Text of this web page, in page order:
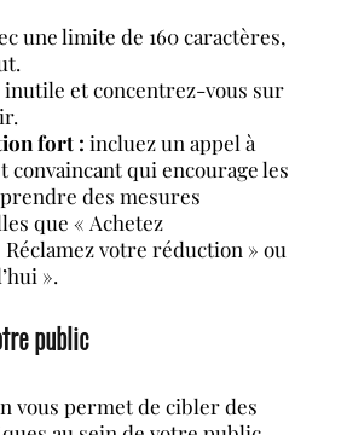
une limite de 160 caractères,
inutile et concentrez-vous sur
fort : incluez un appel à
convaincant qui encourage les
des mesures
que « Achetez
votre réduction » ou
».
public
vous permet de cibler des